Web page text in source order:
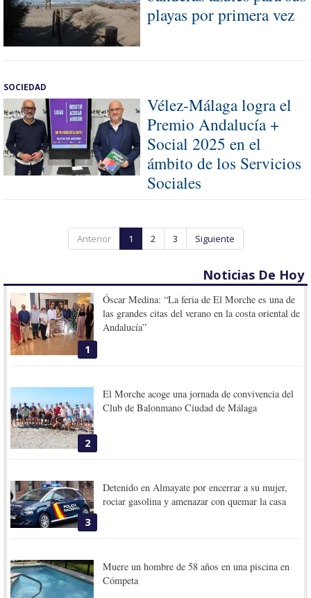
playas por primera vez
SOCIEDAD
Vélez-Málaga logra el
Premio Andalucía +
Social 2025 en el
ámbito de los Servicios
Sociales
Anterior 1 2 3 Siguiente
Noticias De Hoy
1
Óscar Medina: “La feria de El Morche es una de
las grandes citas del verano en la costa oriental de
Andalucía”
2
El Morche acoge una jornada de convivencia del
Club de Balonmano Ciudad de Málaga
3
Detenido en Almayate por encerrar a su mujer,
rociar gasolina y amenazar con quemar la casa
Muere un hombre de 58 años en una piscina en
Cómpeta